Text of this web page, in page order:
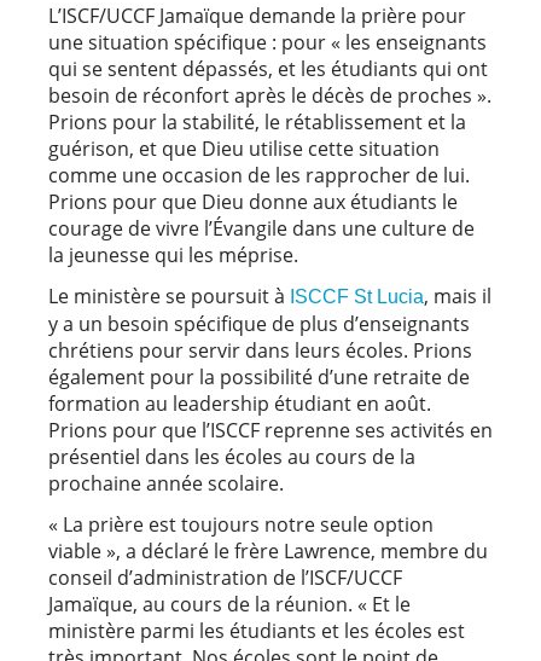
L’ISCF/UCCF Jamaïque demande la prière pour
une situation spécifique : pour « les enseignants
qui se sentent dépassés, et les étudiants qui ont
besoin de réconfort après le décès de proches ».
Prions pour la stabilité, le rétablissement et la
guérison, et que Dieu utilise cette situation
comme une occasion de les rapprocher de lui.
Prions pour que Dieu donne aux étudiants le
courage de vivre l’Évangile dans une culture de
la jeunesse qui les méprise.
Le ministère se poursuit à ISCCF St Lucia, mais il
y a un besoin spécifique de plus d’enseignants
chrétiens pour servir dans leurs écoles. Prions
également pour la possibilité d’une retraite de
formation au leadership étudiant en août.
Prions pour que l’ISCCF reprenne ses activités en
présentiel dans les écoles au cours de la
prochaine année scolaire.
« La prière est toujours notre seule option
viable », a déclaré le frère Lawrence, membre du
conseil d’administration de l’ISCF/UCCF
Jamaïque, au cours de la réunion. « Et le
ministère parmi les étudiants et les écoles est